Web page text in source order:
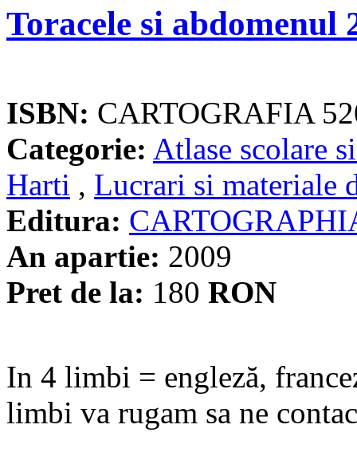
Toracele si abdomenul
ISBN: CARTOGRAFIA
Categorie: Atlase scolare
Harti , Lucrari si materiale
Editura:
An apartie: 2009
Pret de la: 180 RON
In 4 limbi = engleză,
limbi va rugam sa ne